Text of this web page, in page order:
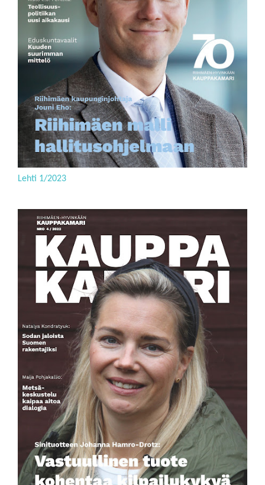
Lehti 1/2023